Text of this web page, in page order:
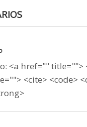
<a href=""
<cite> <code>